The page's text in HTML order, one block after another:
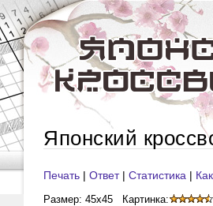
Японский
Печать | Ответ| Статистика |
Размер: 45x45 Картинка: